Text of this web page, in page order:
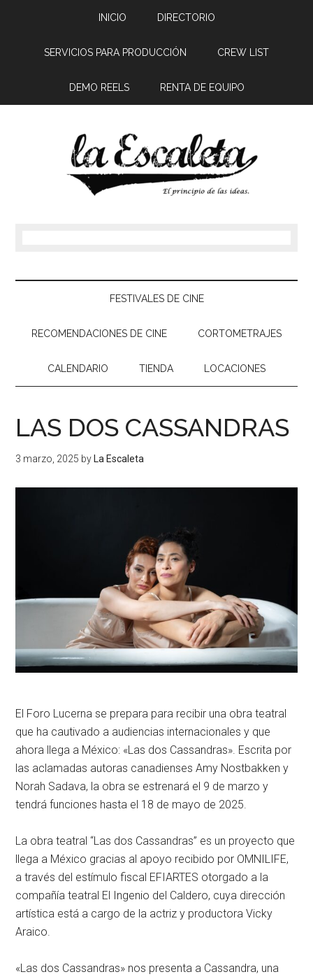
INICIO DIRECTORIO
SERVICIOS PARA PRODUCCIÓN CREW LIST
DEMO REELS RENTA DE EQUIPO
FESTIVALES DE CINE
RECOMENDACIONES DE CINE CORTOMETRAJES
CALENDARIO TIENDA LOCACIONES
LAS DOS CASSANDRAS
3 marzo, 2025 by La Escaleta
El Foro Lucerna se prepara para recibir una obra teatral
que ha cautivado a audiencias internacionales y que
ahora llega a México: «Las dos Cassandras». Escrita por
las aclamadas autoras canadienses Amy Nostbakken y
Norah Sadava, la obra se estrenará el 9 de marzo y
tendrá funciones hasta el 18 de mayo de 2025.
La obra teatral “Las dos Cassandras” es un proyecto que
llega a México gracias al apoyo recibido por OMNILIFE,
a través del estímulo fiscal EFIARTES otorgado a la
compañía teatral El Ingenio del Caldero, cuya dirección
artística está a cargo de la actriz y productora Vicky
Araico.
«Las dos Cassandras» nos presenta a Cassandra, una